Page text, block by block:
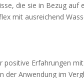
die sie in Bezug
mit ausreichend
Erfahrungen
Anwendung im